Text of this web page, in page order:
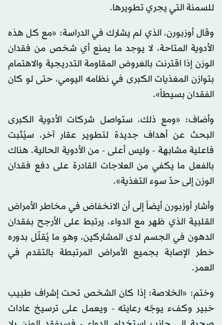
للسمنة التي يجري تطويرها.
وقال أوزبورن، الذي لم يشارك في الدراسة: «مع كل هذه
الأدوية المتاحة، لا يوجد ما يمنع أي شخص من فقدان
الوزن إذا اقترنت بالعَروض المقاومة التدريجية والاهتمام
بتوازن المغذيات الكبرى في نظامه اليومي، حتى لو كان
الفقدان بسيطاً».
وأضاف: «ومع ذلك، ستواصل شركات الأدوية الكبرى
البحث عن أهداف جديدة لتطوير عقار آخر، سيُثبت
فاعلية مشابهة - وليس أعلى - من الأدوية الحالية. هناك
بالفعل ما يكفي من العلاجات القادرة على دفع فقدان
الوزن إلى حدّ سوء التغذية».
وأشار أوزبورن أيضاً إلى أن الانخفاض في مخاطر الأمراض
القلبية الذي ظهر مع الدواء، يرتبط على الأرجح بفقدان
الدهون في الجسم لدى المشاركين، وهو ما يُقلّل بدوره
خطر الإصابة بجميع الأمراض المرتبطة بالتقدم في
العمر.
وختم: «الخلاصة: إذا كان الشخص تحت إشراف طبيب
خبير وكفء يوجّه رعايته - ويعمل على ترسيخ عادات